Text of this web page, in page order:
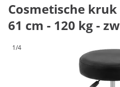
Cosmetische kruk
61 cm - 120 kg -
1/4